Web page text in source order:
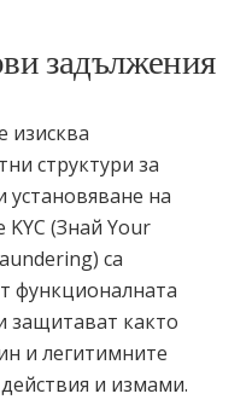
задължения
изисква
структури за
установяване на
(Знай Your
са
функционалната
защитават както
и легитимните
и измами.